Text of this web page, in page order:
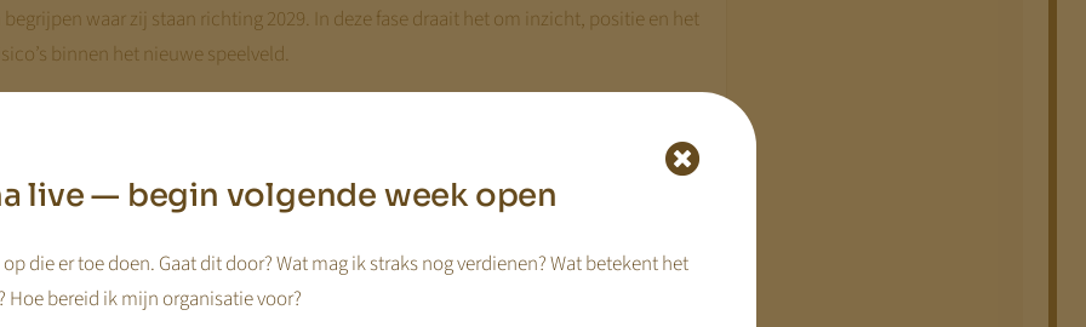
waar zij staan richting 2029. In deze fase draait het om inzicht, positie en het
binnen het nieuwe speelveld.
structuur, financiën, strategische ruimte en mogelijke ontwikkelrichtingen. Dit
live — begin volgende week open
op die er toe doen. Gaat dit door? Wat mag ik straks nog verdienen? Wat betekent het
bereid ik mijn organisatie voor?